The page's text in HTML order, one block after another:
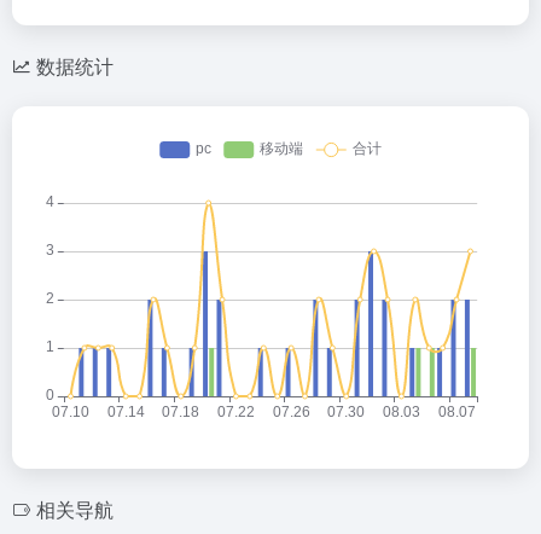
数据统计
相关导航